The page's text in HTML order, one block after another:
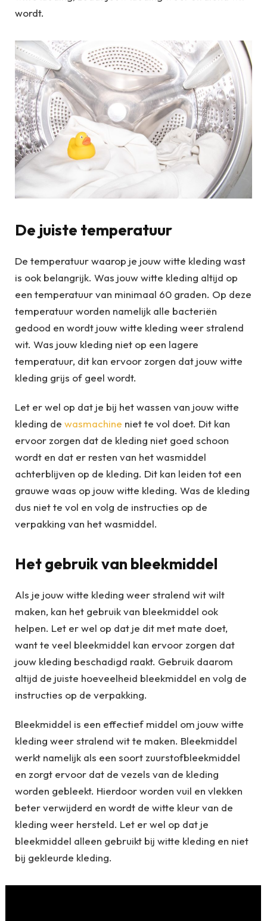
wordt.
De juiste temperatuur
De temperatuur waarop je jouw witte kleding wast
is ook belangrijk. Was jouw witte kleding altijd op
een temperatuur van minimaal 60 graden. Op deze
temperatuur worden namelijk alle bacteriën
gedood en wordt jouw witte kleding weer stralend
wit. Was jouw kleding niet op een lagere
temperatuur, dit kan ervoor zorgen dat jouw witte
kleding grijs of geel wordt.
Let er wel op dat je bij het wassen van jouw witte
kleding de wasmachine niet te vol doet. Dit kan
ervoor zorgen dat de kleding niet goed schoon
wordt en dat er resten van het wasmiddel
achterblijven op de kleding. Dit kan leiden tot een
grauwe waas op jouw witte kleding. Was de kleding
dus niet te vol en volg de instructies op de
verpakking van het wasmiddel.
Het gebruik van bleekmiddel
Als je jouw witte kleding weer stralend wit wilt
maken, kan het gebruik van bleekmiddel ook
helpen. Let er wel op dat je dit met mate doet,
want te veel bleekmiddel kan ervoor zorgen dat
jouw kleding beschadigd raakt. Gebruik daarom
altijd de juiste hoeveelheid bleekmiddel en volg de
instructies op de verpakking.
Bleekmiddel is een effectief middel om jouw witte
kleding weer stralend wit te maken. Bleekmiddel
werkt namelijk als een soort zuurstofbleekmiddel
en zorgt ervoor dat de vezels van de kleding
worden gebleekt. Hierdoor worden vuil en vlekken
beter verwijderd en wordt de witte kleur van de
kleding weer hersteld. Let er wel op dat je
bleekmiddel alleen gebruikt bij witte kleding en niet
bij gekleurde kleding.